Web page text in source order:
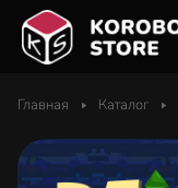
Главная Каталог